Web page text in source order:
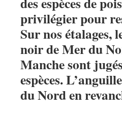
privilégier pour
Sur nos étalages,
noir de Mer du
Manche sont
espèces.
du Nord en